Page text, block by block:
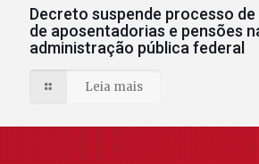
Decreto suspende processo
de aposentadorias e pensões
administração pública federal
Leia mais